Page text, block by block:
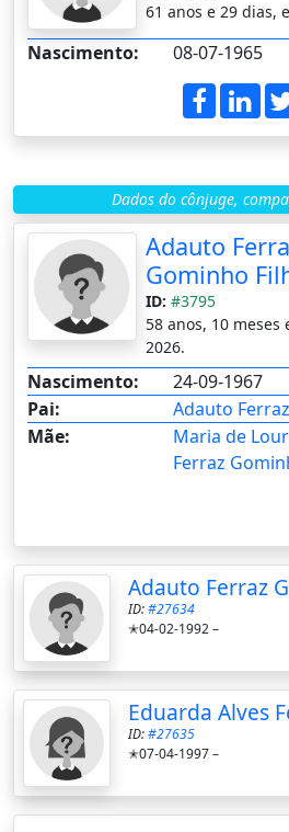
61 anos e 29 dias,
Nascimento: 08-07-1965
Dados do cônjuge,
Adauto
Gominho
ID: #3795
58 anos, 10 meses
2026.
Nascimento:
24-09-1967
Pai:
Adauto
Mãe:
Maria de
Ferraz
Adauto Ferraz
ID:#27634
✭04-02-1992 –
Eduarda Alves
ID:#27635
✭07-04-1997 –